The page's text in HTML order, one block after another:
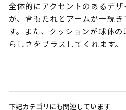
全体的にアクセントのあるデ
が、背もたれとアームが一続
す。また、クッションが球体
らしさをプラスしてくれます。
下記カテゴリにも関連しています